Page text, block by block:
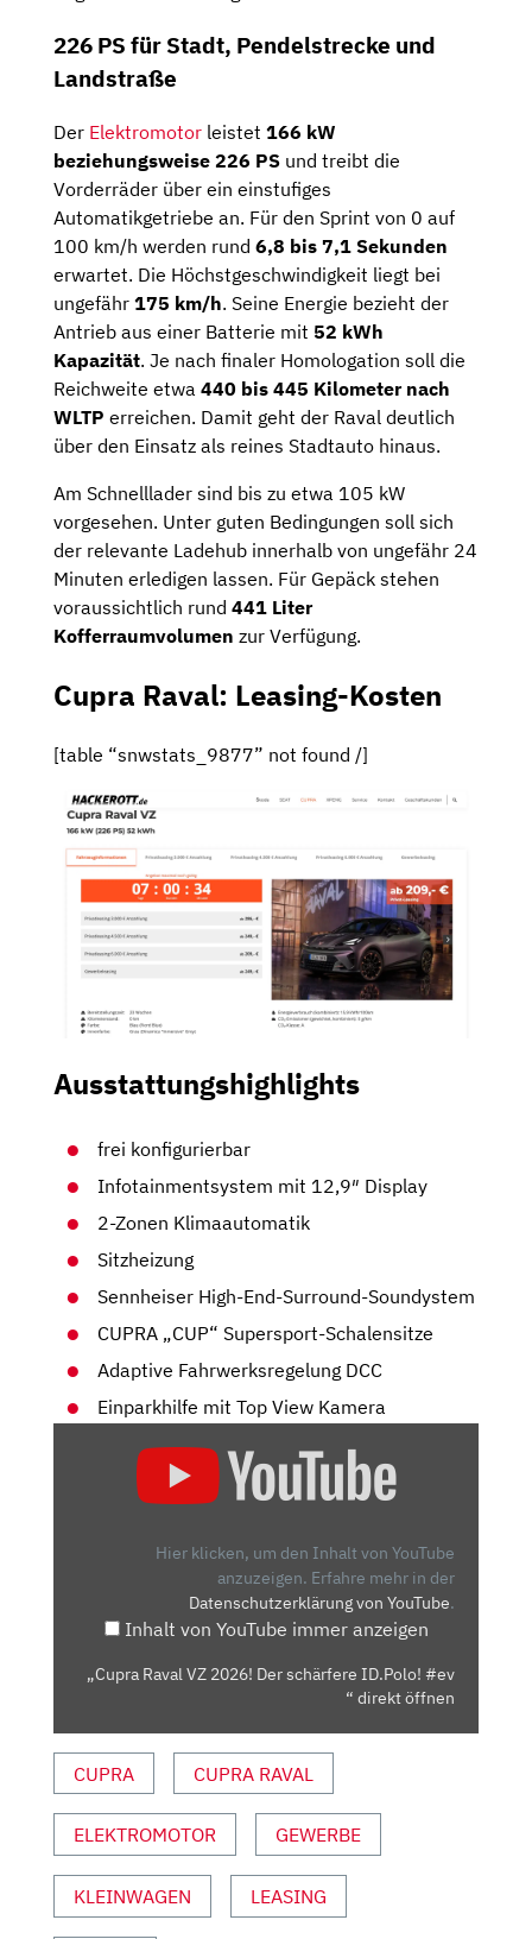
226 PS für Stadt, Pendelstrecke und
Landstraße
Der Elektromotor leistet 166 kW
beziehungsweise 226 PS und treibt die
Vorderräder über ein einstufiges
Automatikgetriebe an. Für den Sprint von 0 auf
100 km/h werden rund 6,8 bis 7,1 Sekunden
erwartet. Die Höchstgeschwindigkeit liegt bei
ungefähr 175 km/h. Seine Energie bezieht der
Antrieb aus einer Batterie mit 52 kWh
Kapazität. Je nach finaler Homologation soll die
Reichweite etwa 440 bis 445 Kilometer nach
WLTP erreichen. Damit geht der Raval deutlich
über den Einsatz als reines Stadtauto hinaus.
Am Schnelllader sind bis zu etwa 105 kW
vorgesehen. Unter guten Bedingungen soll sich
der relevante Ladehub innerhalb von ungefähr 24
Minuten erledigen lassen. Für Gepäck stehen
voraussichtlich rund 441 Liter
Kofferraumvolumen zur Verfügung.
Cupra Raval: Leasing-Kosten
[table “snwstats_9877” not found /]
Ausstattungshighlights
frei konfigurierbar
Infotainmentsystem mit 12,9″ Display
2-Zonen Klimaautomatik
Sitzheizung
Sennheiser High-End-Surround-Soundystem
CUPRA „CUP“ Supersport-Schalensitze
Adaptive Fahrwerksregelung DCC
Einparkhilfe mit Top View Kamera
ANZEIGEN
Hier klicken, um den Inhalt von YouTube
anzuzeigen. Erfahre mehr in der
Datenschutzerklärung von YouTube.
Inhalt von YouTube immer anzeigen
„Cupra Raval VZ 2026! Der schärfere ID.Polo! #ev
“ direkt öffnen
CUPRA CUPRA RAVAL
ELEKTROMOTOR GEWERBE
KLEINWAGEN LEASING